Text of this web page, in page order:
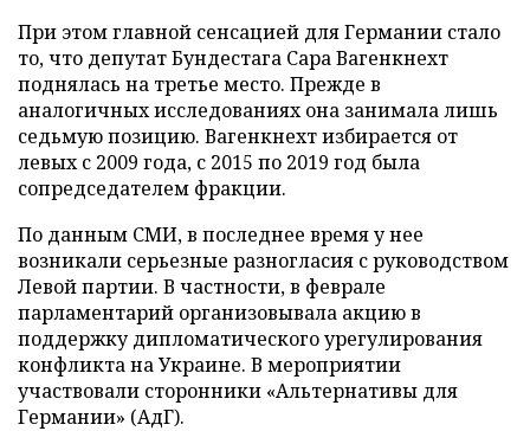
При этом главной сенсацией для Германии стало
то, что депутат Бундестага Сара Вагенкнехт
поднялась на третье место. Прежде в
аналогичных исследованиях она занимала лишь
седьмую позицию. Вагенкнехт избирается от
левых с 2009 года, с 2015 по 2019 год была
сопредседателем фракции.
По данным СМИ, в последнее время у нее
возникали серьезные разногласия с руководством
Левой партии. В частности, в феврале
парламентарий организовывала акцию в
поддержку дипломатического урегулирования
конфликта на Украине. В мероприятии
участвовали сторонники «Альтернативы для
Германии» (АдГ).